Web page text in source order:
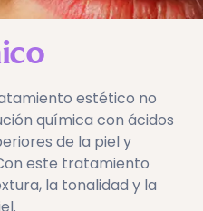
estético no
química con ácidos
de la piel y
este tratamiento
la tonalidad y la